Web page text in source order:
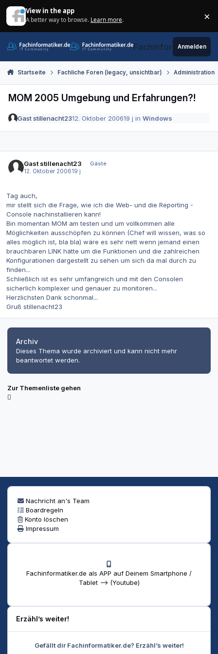
View in the app
A better way to browse. Learn more. ×
Fachinformatiker.de
Anmelden
Startseite Fachliche Foren (legacy, unsichtbar) Administration
MOM 2005 Umgebung und Erfahrungen?!
Gast stillenacht2312. Oktober 200619 j inWindows
Gast stillenacht23
Gäste
12. Oktober 200619 j
Tag auch,
mir stellt sich die Frage, wie ich die Web- und die Reporting -
Console nachinstallieren kann!
Bin momentan MOM am testen und um vollkommen alle
Möglichkeiten ausschöpfen zu können (Chef will wissen, was so
alles möglich ist, bla bla) wäre es sehr nett wenn jemand einen
brauchbaren LINK hätte um die Funktionen und die zahlreichen
Konfigurationen dargestellt zu sehen um sich da mal durch zu
finden...
Schließlich ist es sehr umfangreich und mit den Consolen
sicherlich komplexer und genauer zu monitoren...
Herzlichsten Dank schonmal...
Gruß stillenacht23
Archiv
Dieses Thema wurde archiviert und kann nicht mehr
beantwortet werden.
Zur Themenliste gehen
Nachricht an's Team
Boardregeln
Konto löschen
Impressum
Fachinformatiker.de als APP auf Deinem Smartphone /
Tablet --> (Youtube)
Erzähl’s weiter!
Gefällt dir Fachinformatiker.de? Erzähl’s weiter!